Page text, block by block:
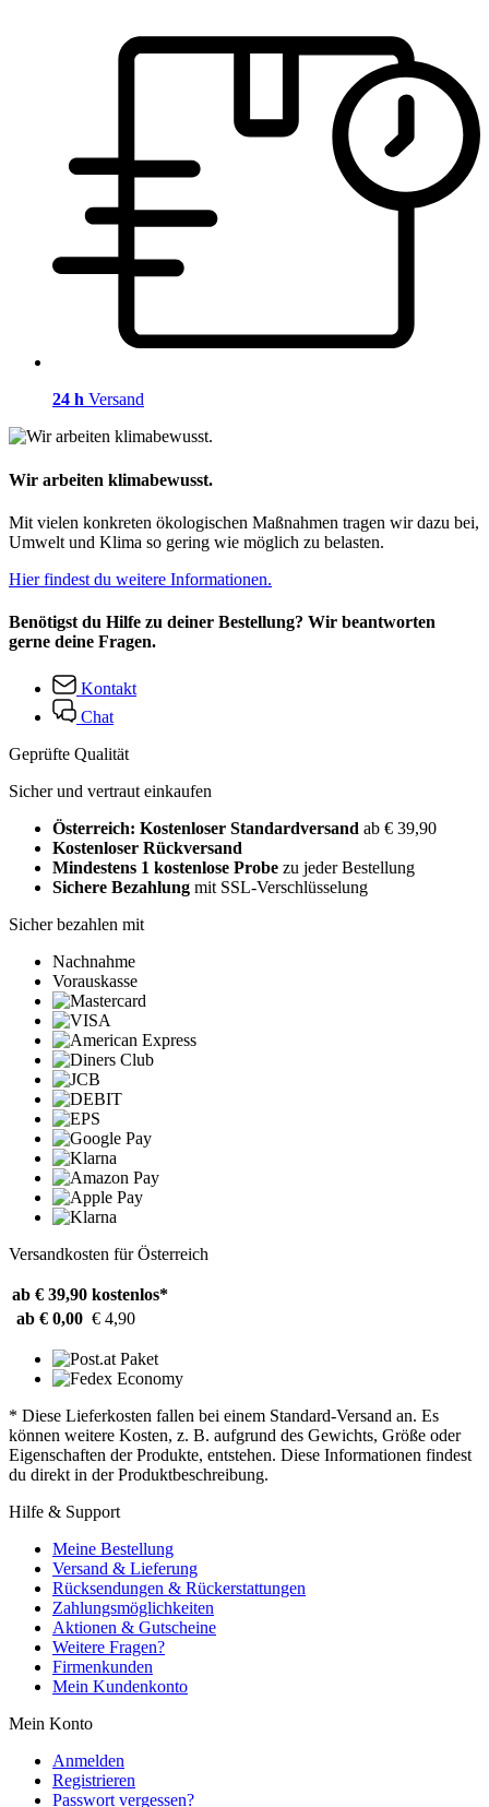
24 h Versand
Wir arbeiten klimabewusst.
Mit vielen konkreten ökologischen Maßnahmen tragen wir dazu bei,
Umwelt und Klima so gering wie möglich zu belasten.
Hier findest du weitere Informationen.
Benötigst du Hilfe zu deiner Bestellung? Wir beantworten
gerne deine Fragen.
Kontakt
Chat
Geprüfte Qualität
Sicher und vertraut einkaufen
Österreich: Kostenloser Standardversand ab € 39,90
Kostenloser Rückversand
Mindestens 1 kostenlose Probe zu jeder Bestellung
Sichere Bezahlung mit SSL-Verschlüsselung
Sicher bezahlen mit
Nachnahme
Vorauskasse
Versandkosten für Österreich
ab € 39,90 kostenlos*
ab € 0,00 € 4,90
* Diese Lieferkosten fallen bei einem Standard-Versand an. Es
können weitere Kosten, z. B. aufgrund des Gewichts, Größe oder
Eigenschaften der Produkte, entstehen. Diese Informationen findest
du direkt in der Produktbeschreibung.
Hilfe & Support
Meine Bestellung
Versand & Lieferung
Rücksendungen & Rückerstattungen
Zahlungsmöglichkeiten
Aktionen & Gutscheine
Weitere Fragen?
Firmenkunden
Mein Kundenkonto
Mein Konto
Anmelden
Registrieren
Passwort vergessen?